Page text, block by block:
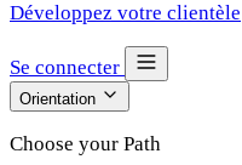
Développez votre clientèle
Se connecter
Orientation
Choose your Path